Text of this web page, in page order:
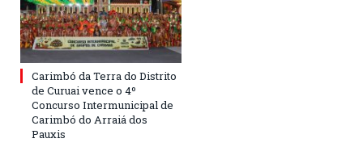
Carimbó da Terra do Distrito
de Curuai vence o 4º
Concurso Intermunicipal de
Carimbó do Arraiá dos
Pauxis